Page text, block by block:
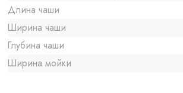
Длина чаши
Ширина чаши
Глубина чаши
Ширина мойки